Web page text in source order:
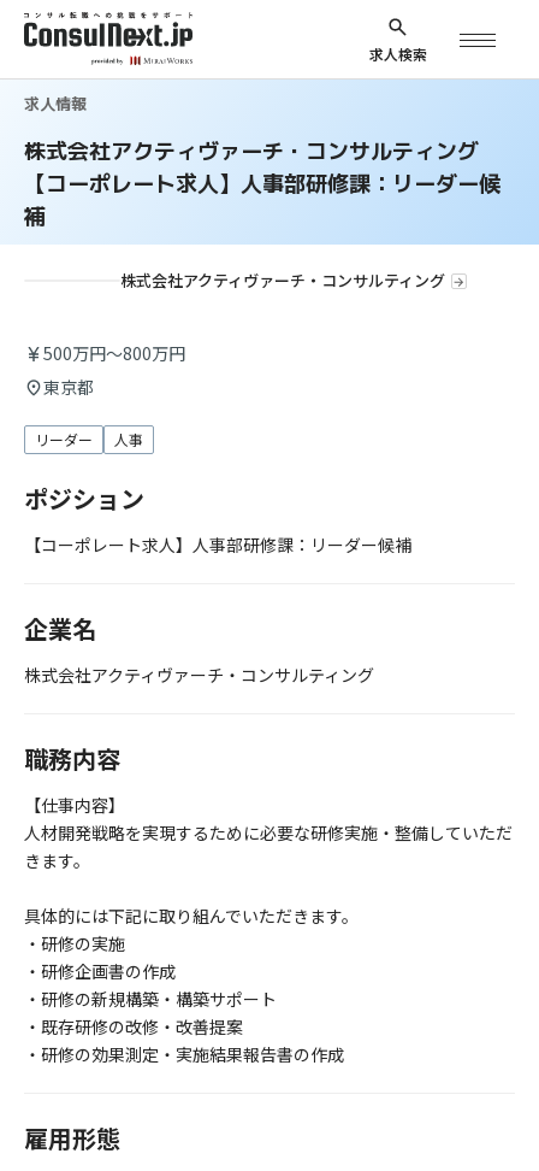
求人検索
求人情報
株式会社アクティヴァーチ・コンサルティング
【コーポレート求人】人事部研修課：リーダー候
補
株式会社アクティヴァーチ・コンサルティング
500万円～800万円
東京都
リーダー 人事
ポジション
【コーポレート求人】人事部研修課：リーダー候補
企業名
株式会社アクティヴァーチ・コンサルティング
職務内容
【仕事内容】
人材開発戦略を実現するために必要な研修実施・整備していただ
きます。
具体的には下記に取り組んでいただきます。
・研修の実施
・研修企画書の作成
・研修の新規構築・構築サポート
・既存研修の改修・改善提案
・研修の効果測定・実施結果報告書の作成
雇用形態